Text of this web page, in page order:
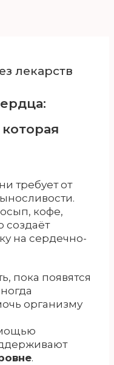
лекарств
требует от
кофе,
создаёт
на сердечно-
пока появятся
организму
.